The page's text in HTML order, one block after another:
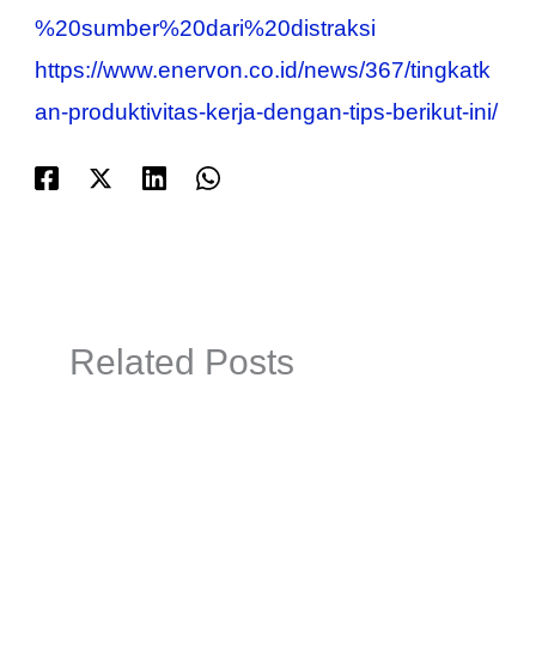
%20sumber%20dari%20distraksi
https://www.enervon.co.id/news/367/tingkatk
an-produktivitas-kerja-dengan-tips-berikut-ini/
Related Posts